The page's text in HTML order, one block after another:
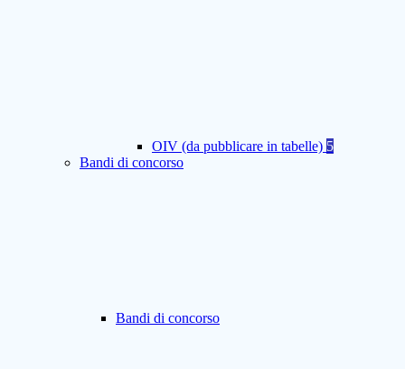
OIV (da pubblicare in tabelle) 5
Bandi di concorso
Bandi di concorso